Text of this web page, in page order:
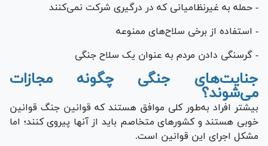
- حمله به غیرنظامیانی که در درگیری شرکت نمی‌کنند
- استفاده از برخی سلاح‌های ممنوعه
- گرسنگی دادن مردم به عنوان یک سلاح جنگی
جنایت‌های جنگی چگونه مجازات
می‌شوند؟
بیشتر افراد به‌طور کلی موافق هستند که قوانین جنگ قوانین
خوبی هستند و کشور‌های متخاصم باید از آنها پیروی کنند؛ اما
مشکل اجرای این قوانین است.